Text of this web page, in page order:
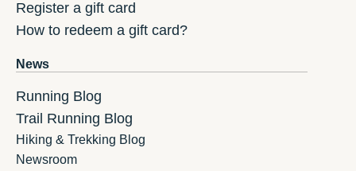
Register a gift card
How to redeem a gift card?
News
Running Blog
Trail Running Blog
Hiking & Trekking Blog
Newsroom